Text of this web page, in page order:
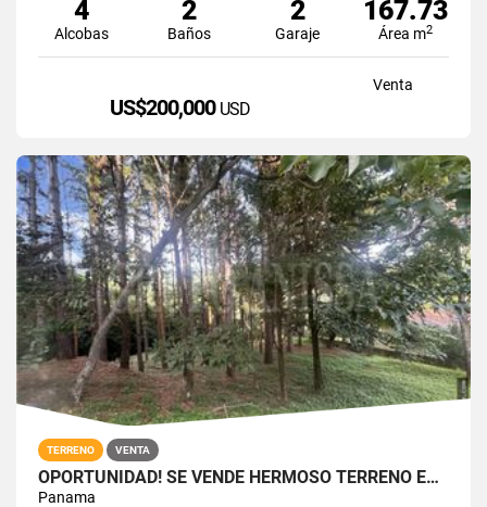
4
Alcobas
2
Baños
2
Garaje
167.73
Área m2
Venta
US$200,000 USD
TERRENO VENTA
OPORTUNIDAD! SE VENDE HERMOSO TERRENO EN ALTOS DEL MARIA
Panama